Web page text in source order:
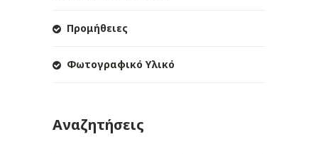
Προμήθειες
Φωτογραφικό Υλικό
Αναζητήσεις